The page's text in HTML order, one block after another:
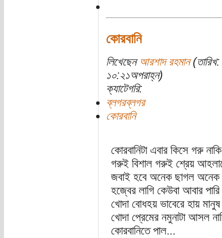
কোরবানি
লিখেছেন আরশাদ রহমান
১০:২১অপরাহ্ন)
ক্যাটেগরি:
ব্লগরব্লগর
কোরবানি
কোরবানিটা এবার কিসে গরু
গরুই বিশাল গরুই শ্রেয়
জবাই হবে অনেক ছাগল
হজ্বের লাগি কেউবা আবার
খোদা বোধহয় ভাবেরে হায়
খোদা প্রেমের নমুনাটা আসল
কোরবানিতে পাল...